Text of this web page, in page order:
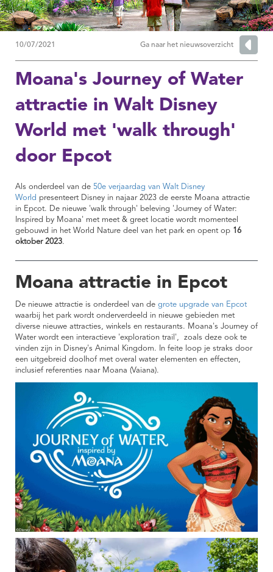
10/07/2021 Ga naar het nieuwsoverzicht
Moana's Journey of Water
attractie in Walt Disney
World met 'walk through'
door Epcot
Als onderdeel van de 50e verjaardag van Walt Disney
World presenteert Disney in najaar 2023 de eerste Moana attractie
in Epcot. De nieuwe 'walk through' beleving 'Journey of Water:
Inspired by Moana' met meet & greet locatie wordt momenteel
gebouwd in het World Nature deel van het park en opent op 16
oktober 2023.
Moana attractie in Epcot
De nieuwe attractie is onderdeel van de grote upgrade van Epcot
waarbij het park wordt onderverdeeld in nieuwe gebieden met
diverse nieuwe attracties, winkels en restaurants. Moana's Journey of
Water wordt een interactieve 'exploration trail', zoals deze ook te
vinden zijn in Disney's Animal Kingdom. In feite loop je straks door
een uitgebreid doolhof met overal water elementen en effecten,
inclusief referenties naar Moana (Vaiana).